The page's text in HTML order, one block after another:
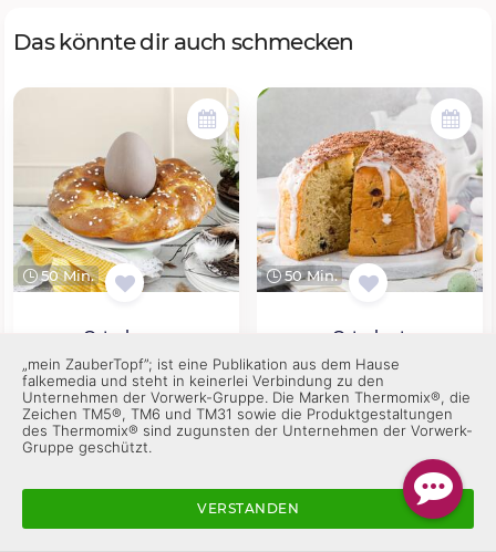
Das könnte dir auch schmecken
50 Min.
Osterkranz
50 Min.
Osterbrot
„mein ZauberTopf”; ist eine Publikation aus dem Hause
falkemedia und steht in keinerlei Verbindung zu den
Unternehmen der Vorwerk-Gruppe. Die Marken Thermomix®, die
Zeichen TM5®, TM6 und TM31 sowie die Produktgestaltungen
des Thermomix® sind zugunsten der Unternehmen der Vorwerk-
Gruppe geschützt.
VERSTANDEN